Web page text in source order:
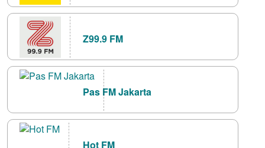
Z99.9 FM
Pas FM Jakarta
Hot FM